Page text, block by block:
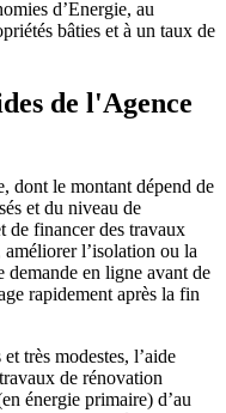
d’Energie, au
bâties et à un taux de
de l'Agence
dont le montant dépend de
et du niveau de
de financer des travaux
l’isolation ou la
en ligne avant de
rapidement après la fin
très modestes, l’aide
de rénovation
énergie primaire) d’au